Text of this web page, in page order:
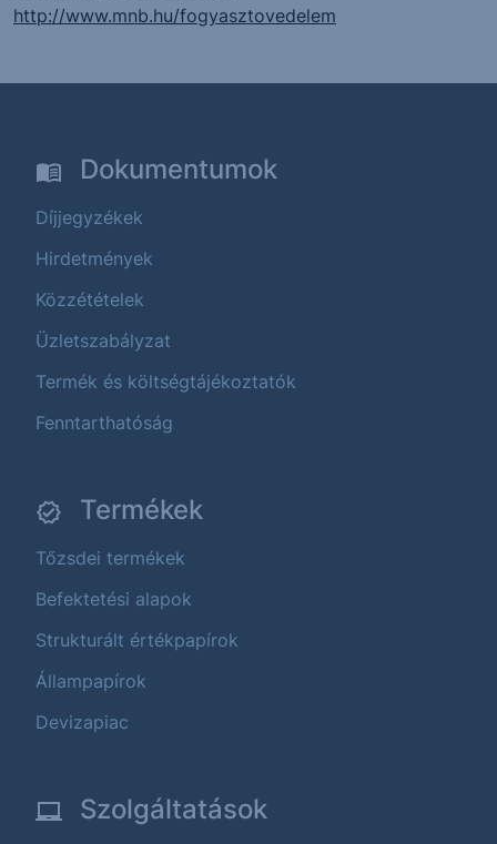
http://www.mnb.hu/fogyasztovedelem
Dokumentumok
Díjjegyzékek
Hirdetmények
Közzétételek
Üzletszabályzat
Termék és költségtájékoztatók
Fenntarthatóság
Termékek
Tőzsdei termékek
Befektetési alapok
Strukturált értékpapírok
Állampapírok
Devizapiac
Szolgáltatások